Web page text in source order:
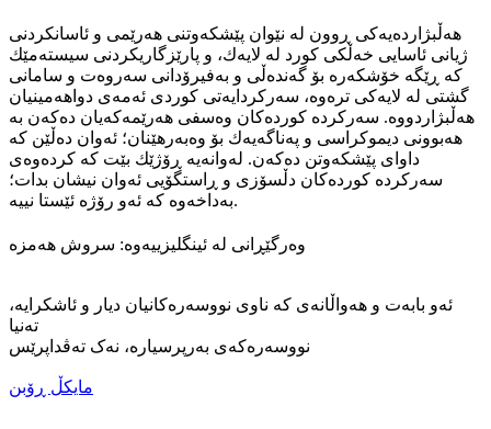
هەڵبژاردەیەکی ڕوون لە نێوان پێشکەوتنی هەرێمی و ئاسانکردنی
ژیانی ئاسایی خەڵکی کورد لە لایەك، و پارێزگاریکردنی سیستەمێك
کە ڕێگە خۆشکەرە بۆ گەندەڵی و بەفیرۆدانی سەروەت و سامانی
گشتی لە لایەکی ترەوە، سەرکردایەتی کوردی ئەمەی دواهەمینیان
هەڵبژاردووە. سەرکردە کوردەکان وەسفی هەرێمەکەیان دەکەن بە
هەبوونی دیموکراسی و پەناگەیەك بۆ وەبەرهێنان؛ ئەوان دەڵێن کە
داوای پێشکەوتن دەکەن. لەوانەیە ڕۆژێك بێت کە کردەوەی
سەرکردە کوردەکان دڵسۆزی و ڕاستگۆیی ئەوان نیشان بدات؛
بەداخەوە کە ئەو رۆژە ئێستا نییە.
وەرگێڕانی لە ئینگلیزییەوە: سروش هەمزە
ئەو بابەت و هەواڵانەی کە ناوی نووسەرەکانیان دیار و ئاشکرایە،
تەنیا
نووسەرەکەی بەرپرسیارە، نەک تەڤداپرێس
مایکڵ ڕۆبن